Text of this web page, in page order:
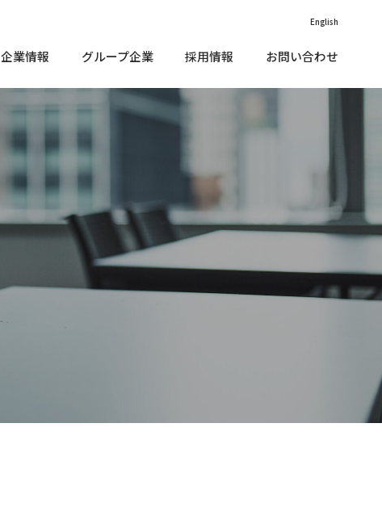
English
定款
電子公告
よくあるご質問
IRカレンダー
Social（社会）
Governance（ガバナンス）
外部評価
ESG情報索引
企業情報
沿革
企業理念
グループ企業 採用情報 お問い合わせ
IR•メディアに関する
定款
電子公告
IRニュース
IRカレンダー
Social（社会）
Governance（ガバナンス）
外部評価
サステナブルファイナンス
沿革
IR•メディアに関する